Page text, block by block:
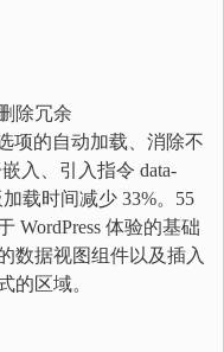
除冗余
项的自动加载、消除不
入、引入指令 data-
载时间减少 33%。55
WordPress 体验的基础
数据视图组件以及插入
的区域。